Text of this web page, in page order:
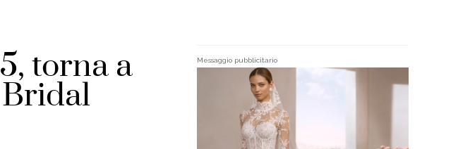
torna a Messaggio pubblicitario